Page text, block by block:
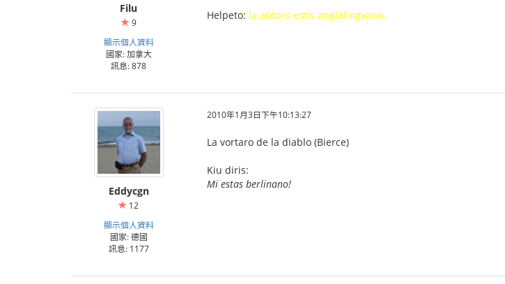
Filu
9
顯示個人資料
國家: 加拿大
訊息: 878
Helpeto: la aŭtoro estis anglalingvano.
Eddycgn
12
顯示個人資料
國家: 德國
訊息: 1177
2010年1月3日下午10:13:27
La vortaro de la diablo (Bierce)
Kiu diris:
Mi estas berlinano!